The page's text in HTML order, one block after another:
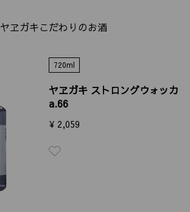
ヤヱガキこだわりのお酒
720ml
ヤヱガキ ストロングウォッカ
a.66
¥ 2,059